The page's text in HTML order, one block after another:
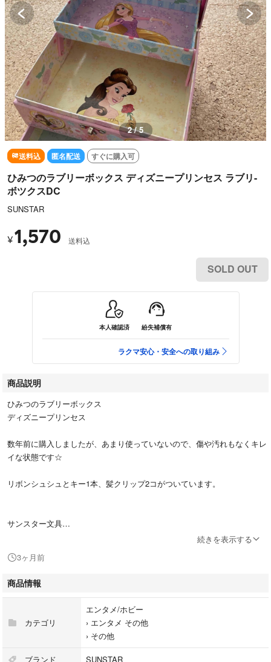
3 / 5
送料込 匿名配送 すぐに購入可
ひみつのラブリーボックス ディズニープリンセス ラブリ-
ボツクスDC
SUNSTAR
¥1,570 送料込
SOLD OUT
本人確認済 紛失補償有
ラクマ安心・安全への取り組み
商品説明
ひみつのラブリーボックス
ディズニープリンセス
数年前に購入しましたが、あまり使っていないので、傷や汚れもなくキレ
イな状態です☆
リボンシュシュとキー1本、髪クリップ2コがついています。
サンスター文具
#サンスター文具
#エンタメ/ホビー
#ひみつのラブリーボックス
続きを表示する
3ヶ月前
商品情報
カテゴリ
エンタメ/ホビー
› エンタメ その他
› その他
ブランド SUNSTAR